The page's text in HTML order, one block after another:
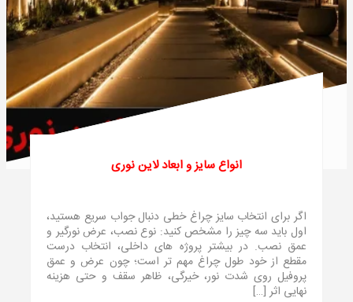
انواع سایز و ابعاد لاین نوری
اگر برای انتخاب سایز چراغ خطی دنبال جواب سریع هستید،
اول باید سه چیز را مشخص کنید: نوع نصب، عرض نورگیر و
عمق نصب. در بیشتر پروژه های داخلی، انتخاب درست
مقطع از خود طول چراغ مهم تر است؛ چون عرض و عمق
پروفیل روی شدت نور، خیرگی، ظاهر سقف و حتی هزینه
نهایی اثر […]